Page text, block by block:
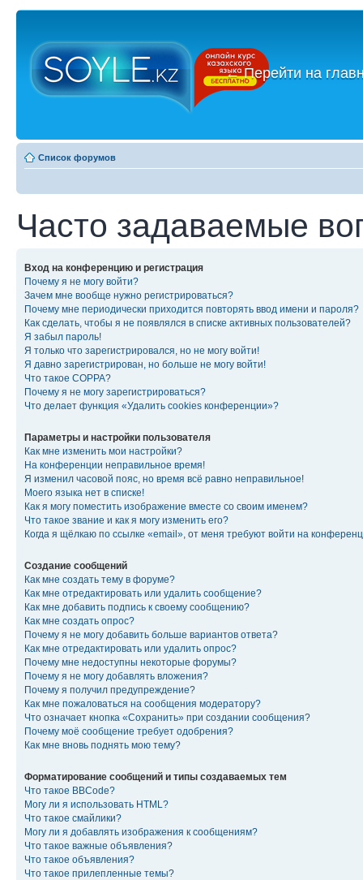
←Перейти на
Список форумов
Часто задаваемые
Вход на конференцию и регистрация
Почему я не могу войти?
Зачем мне вообще нужно регистрироваться?
Почему мне периодически приходится повторять ввод имени и пароля?
Как сделать, чтобы я не появлялся в списке активных пользователей?
Я забыл пароль!
Я только что зарегистрировался, но не могу войти!
Я давно зарегистрирован, но больше не могу войти!
Что такое COPPA?
Почему я не могу зарегистрироваться?
Что делает функция «Удалить cookies конференции»?
Параметры и настройки пользователя
Как мне изменить мои настройки?
На конференции неправильное время!
Я изменил часовой пояс, но время всё равно неправильное!
Моего языка нет в списке!
Как я могу поместить изображение вместе со своим именем?
Что такое звание и как я могу изменить его?
Когда я щёлкаю по ссылке «email», от меня требуют войти на
Создание сообщений
Как мне создать тему в форуме?
Как мне отредактировать или удалить сообщение?
Как мне добавить подпись к своему сообщению?
Как мне создать опрос?
Почему я не могу добавить больше вариантов ответа?
Как мне отредактировать или удалить опрос?
Почему мне недоступны некоторые форумы?
Почему я не могу добавлять вложения?
Почему я получил предупреждение?
Как мне пожаловаться на сообщения модератору?
Что означает кнопка «Сохранить» при создании сообщения?
Почему моё сообщение требует одобрения?
Как мне вновь поднять мою тему?
Форматирование сообщений и типы создаваемых тем
Что такое BBCode?
Могу ли я использовать HTML?
Что такое смайлики?
Могу ли я добавлять изображения к сообщениям?
Что такое важные объявления?
Что такое объявления?
Что такое прилепленные темы?